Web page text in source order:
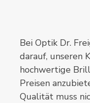
Bei Optik Dr.
darauf, unseren
hochwertige
Preisen
Qualität muss